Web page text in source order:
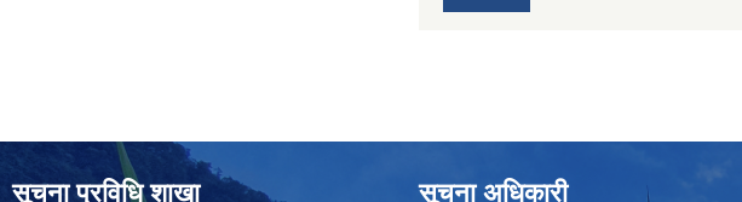
सूचना प्रविधि शाखा सूचना अधिकारी